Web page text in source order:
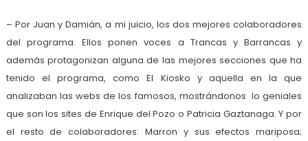
– Por Juan y Damián, a mi juicio, los dos mejores colaboradores
del programa. Ellos ponen voces a Trancas y Barrancas y
además protagonizan alguna de las mejores secciones que ha
tenido el programa, como El Kiosko y aquella en la que
analizaban las webs de los famosos, mostrándonos lo geniales
que son los sites de Enrique del Pozo o Patricia Gaztanaga. Y por
el resto de colaboradores: Marron y sus efectos mariposa;